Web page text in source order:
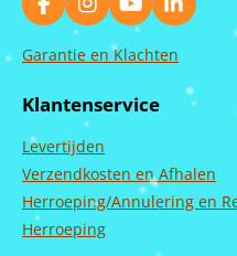
F
a
c
o
k
I
n
s
g
r
a
m
Y
o
u
u
b
L
i
n
Garantie en Klachten
Klantenservice
Levertijden
Verzendkosten en Afhalen
Herroeping/Annulering en
Herroeping